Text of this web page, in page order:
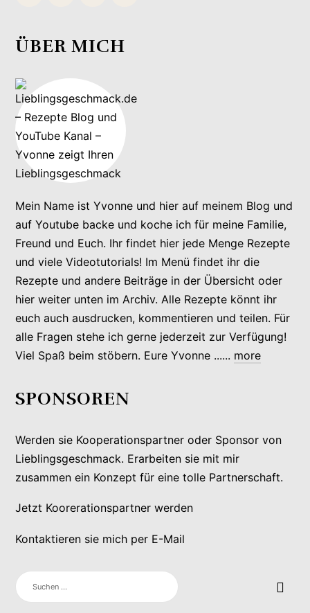
ÜBER MICH
Mein Name ist Yvonne und hier auf meinem Blog und
auf Youtube backe und koche ich für meine Familie,
Freund und Euch. Ihr findet hier jede Menge Rezepte
und viele Videotutorials! Im Menü findet ihr die
Rezepte und andere Beiträge in der Übersicht oder
hier weiter unten im Archiv. Alle Rezepte könnt ihr
euch auch ausdrucken, kommentieren und teilen. Für
alle Fragen stehe ich gerne jederzeit zur Verfügung!
Viel Spaß beim stöbern. Eure Yvonne ...... more
SPONSOREN
Werden sie Kooperationspartner oder Sponsor von
Lieblingsgeschmack. Erarbeiten sie mit mir
zusammen ein Konzept für eine tolle Partnerschaft.
Jetzt Koorerationspartner werden
Kontaktieren sie mich per E-Mail
SUCHEN
NACH: